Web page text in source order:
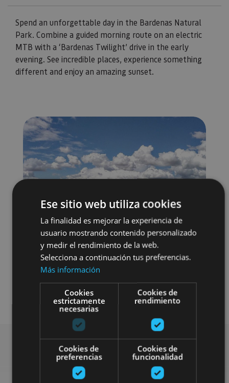
Spend an unforgettable day in the Bardenas Natural
Park. Combine a guided morning route on an electric
MTB with a ‘Bardenas Twilight’ drive in the early
evening. See incredible places, experience something
different and enjoy an amazing sunset.
Bici Visitas guiadas
Find more plans
Ese sitio web utiliza cookies
La finalidad es mejorar la experiencia de
usuario mostrando contenido personalizado
y medir el rendimiento de la web.
Selecciona a continuación tus preferencias.
Más información
Cookies
estrictamente
necesarias
Cookies de
rendimiento
Cookies de
preferencias
Cookies de
funcionalidad